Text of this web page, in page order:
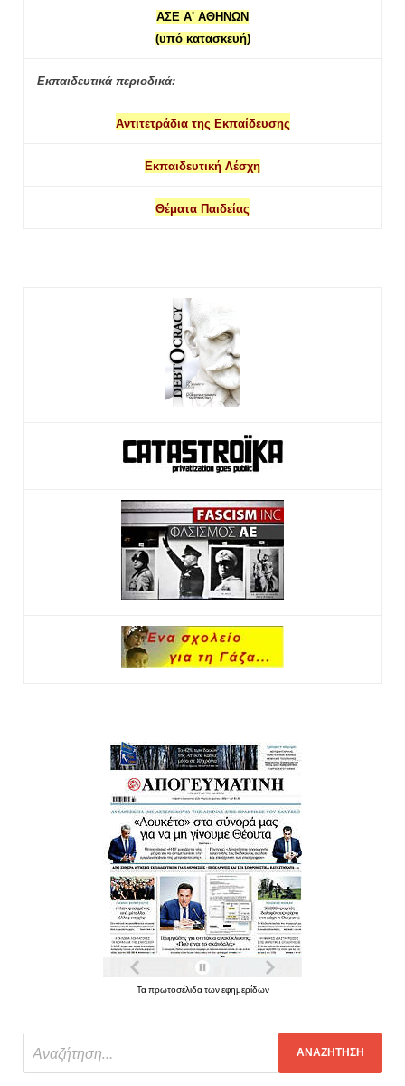
ΑΣΕ Α' ΑΘΗΝΩΝ
(υπό κατασκευή)
Εκπαιδευτικά περιοδικά:
Αντιτετράδια της Εκπαίδευσης
Εκπαιδευτική Λέσχη
Θέματα Παιδείας
Τα πρωτοσέλιδα των εφημερίδων